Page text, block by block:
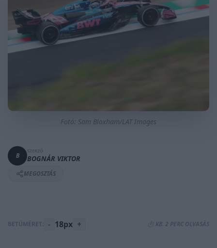
Fotó: Sam Bloxham/LAT Images
B BOGNÁR VIKTOR
MEGOSZTÁS
BETŰMÉRET: - 18px + ⏱️ KB. 2 PERC OLVASÁS